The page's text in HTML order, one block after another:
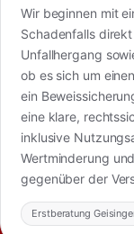
Wir beginnen mit
Schadenfalls
Unfallhergang
ob es sich um
ein
eine klare,
inklusive
Wertminderung
gegenüber der
Erstberatung